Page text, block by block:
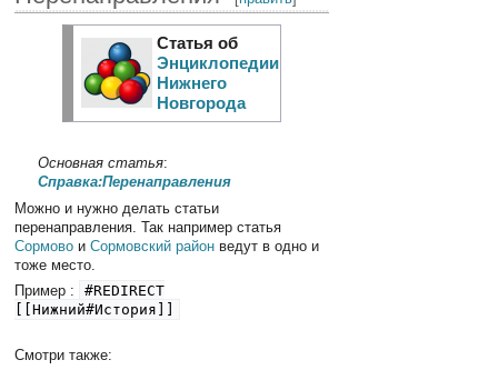
Статья об
Энциклопедии
Нижнего
Новгорода
Основная статья:
Справка:Перенаправления
Можно и нужно делать статьи
перенаправления. Так например статья
Сормово иСормовский район ведут в одно и
тоже место.
Пример :
#REDIRECT
[[Нижний#История]]
Смотри также: